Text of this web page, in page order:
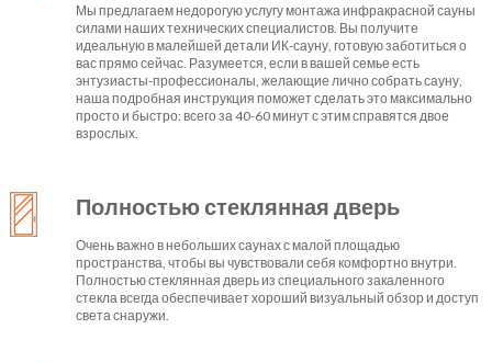
Мы предлагаем недорогую услугу монтажа инфракрасной сауны
силами наших технических специалистов. Вы получите
идеальную в малейшей детали ИК-сауну, готовую заботиться о
вас прямо сейчас. Разумеется, если в вашей семье есть
энтузиасты-профессионалы, желающие лично собрать сауну,
наша подробная инструкция поможет сделать это максимально
просто и быстро: всего за 40-60 минут с этим справятся двое
взрослых.
Полностью стеклянная дверь
Очень важно в небольших саунах с малой площадью
пространства, чтобы вы чувствовали себя комфортно внутри.
Полностью стеклянная дверь из специального закаленного
стекла всегда обеспечивает хороший визуальный обзор и доступ
света снаружи.